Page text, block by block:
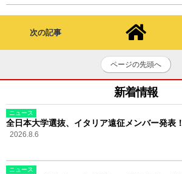
次の記事
ページの先頭へ
新着情報
ニュース
全日本大学選抜、イタリア遠征メンバー発表！
2026.8.6
ニュース